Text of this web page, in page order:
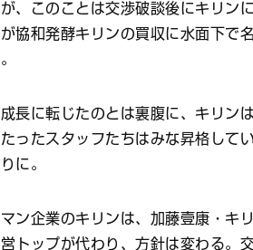
、このことは交渉破談後にキリン
協和発酵キリンの買収に水面下で
長に転じたのとは裏腹に、キリン
ったスタッフたちはみな昇格して
に。
ン企業のキリンは、加藤壹康・キ
トップが代わり、方針は変わる。